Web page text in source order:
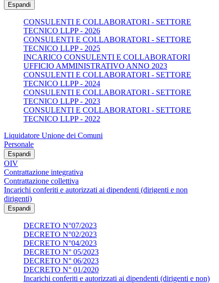
Espandi
CONSULENTI E COLLABORATORI - SETTORE
TECNICO LLPP - 2026
CONSULENTI E COLLABORATORI - SETTORE
TECNICO LLPP - 2025
INCARICO CONSULENTI E COLLABORATORI
UFFICIO AMMINISTRATIVO ANNO 2023
CONSULENTI E COLLABORATORI - SETTORE
TECNICO LLPP - 2024
CONSULENTI E COLLABORATORI - SETTORE
TECNICO LLPP - 2023
CONSULENTI E COLLABORATORI - SETTORE
TECNICO LLPP - 2022
Liquidatore Unione dei Comuni
Personale
Espandi
OIV
Contrattazione integrativa
Contrattazione collettiva
Incarichi conferiti e autorizzati ai dipendenti (dirigenti e non
dirigenti)
Espandi
DECRETO N°07/2023
DECRETO N°02/2023
DECRETO N°04/2023
DECRETO N° 05/2023
DECRETO N° 06/2023
DECRETO N° 01/2020
Incarichi conferiti e autorizzati ai dipendenti (dirigenti e non)